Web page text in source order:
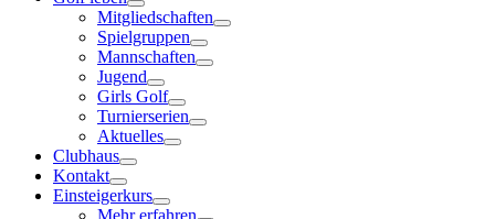
Mitgliedschaften
Spielgruppen
Mannschaften
Jugend
Girls Golf
Turnierserien
Aktuelles
Clubhaus
Kontakt
Einsteigerkurs
Mehr erfahren